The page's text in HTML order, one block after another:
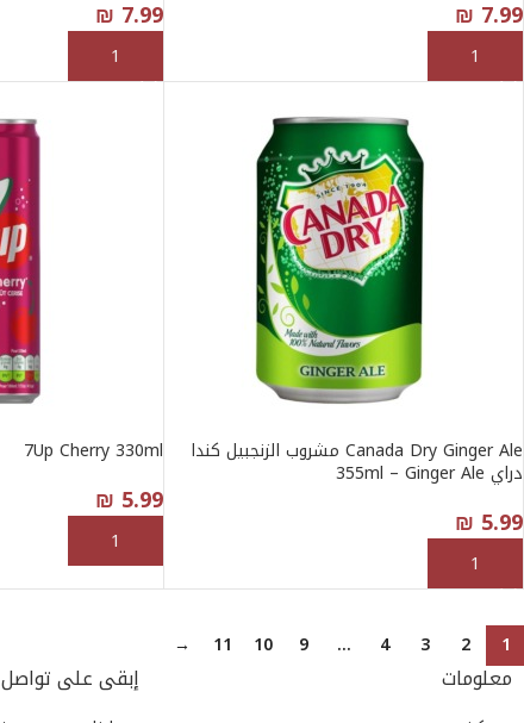
₪ 7.99
إضافة إلى السلة
₪ 7.99
إضافة إلى السلة
Canada Dry Ginger Ale مشروب الزنجبيل كندا
دراي 355ml – Ginger Ale
₪ 5.99
إضافة إلى السلة
7Up Cherry 330ml
₪ 5.99
إضافة إلى السلة
1
2
3
4
…
9
10
11
→
معلومات إبقى على تواصل